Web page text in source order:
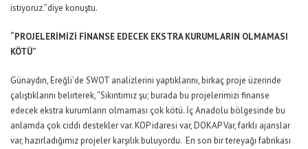
istiyoruz.”diye konuştu.
“PROJELERİMİZİ FİNANSE EDECEK EKSTRA KURUMLARIN OLMAMASI
KÖTÜ”
Günaydın, Ereğli’de SWOT analizlerini yaptıklarını, birkaç proje üzerinde
çalıştıklarını belirterek, “Sıkıntımız şu; burada bu projelerimizi finanse
edecek ekstra kurumların olmaması çok kötü. İç Anadolu bölgesinde bu
anlamda çok ciddi destekler var. KOP idaresi var, DOKAP Var, farklı ajanslar
var, hazırladığımız projeler karşılık buluyordu. En son bir tereyağı fabrikası